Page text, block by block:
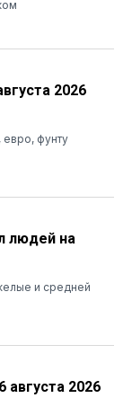
2026
евро, фунту
людей на
и средней
августа 2026